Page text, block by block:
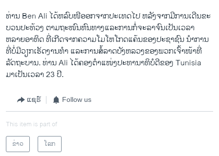
ທ່ານ Ben Ali ​ໄດ້​ຫລົບໜີ​ອອກຈາກ​ປະ​ເທດ​ໄປ ​ຫລັງ​ຈາກມີ​ການ​ເດີນ​ຂະ​
ບວນປະ​ທ້ວງ ​ຕາມ​ຖະໜົນ​ຫົນທາງແລະ​ການ​ກໍ່​ຈະລາຈົນ​ເປັນ​ເວລາ​
ຫລາຍ​ອາທິດ​ ທີ່ເກີດ​ຈາກ​ຄວາມ​ໂມ​ໂຫໂກດ​ແຄ້ນ​ຂອງ​ປະຊາຊົນ ນໍາ​ການ
ທີ່​ບໍ່​ມີ​ວຽກ​ເຮັດ​ງານ​ທໍາ ​ແລະ​ການ​ສໍ້​ລາດ​ບັງ​ຫລວງຂອງ​ພວກ​ເຈົ້າ​ໜ້າ​ທີ່​
ລັດຖະບານ. ທ່ານ Ali ​ໄດ້​ຄອງ​ຕໍາແໜ່​ງ​ປະທານາທິບໍດີ​ຂອງ Tunisia
ມາເປັນ​ເວລາ 23 ປີ.
ແຊຣ໌ Follow us
This item is part of
ຂ່າວ
ໂລກ